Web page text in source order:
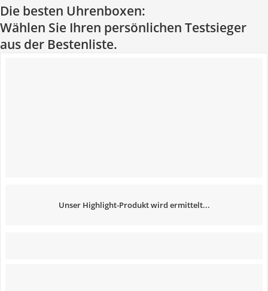
Die besten Uhrenboxen:
Wählen Sie Ihren persönlichen Testsieger
aus der Bestenliste.
Unser Highlight-Produkt wird ermittelt...